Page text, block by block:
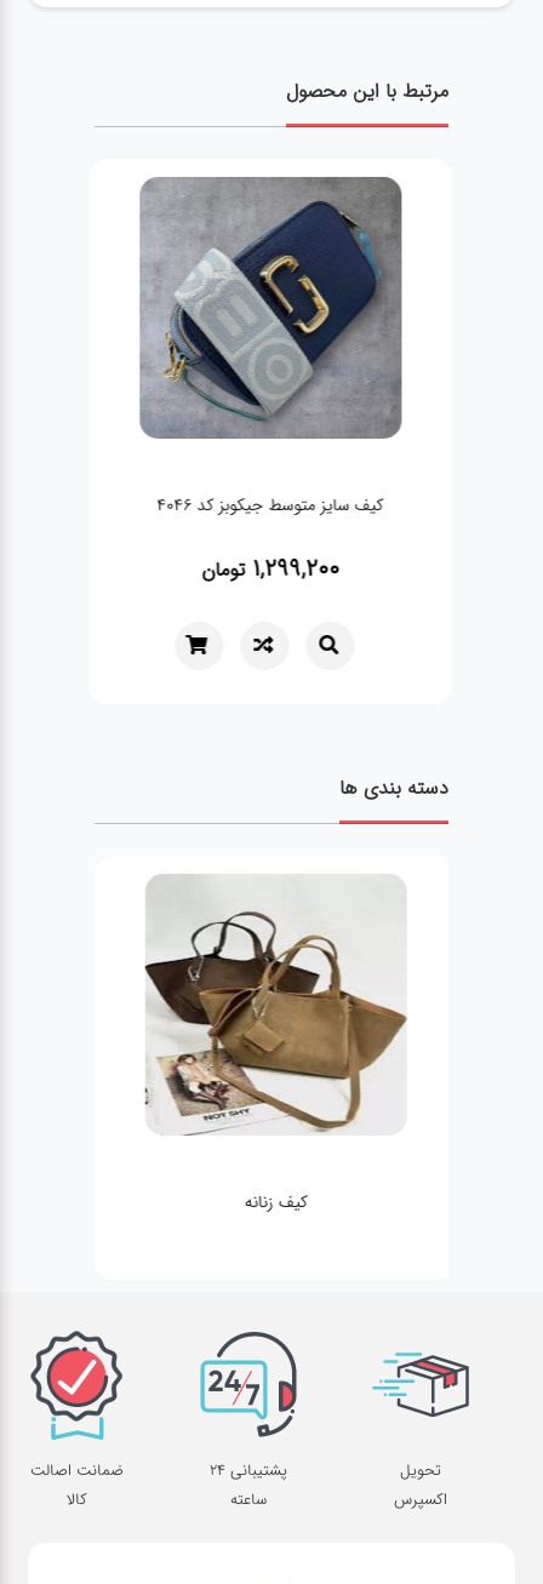
مرتبط با این محصول
کیف سایز متوسط جیکوبز کد ۴۰۴۶
1,299,200 تومان
دسته بندی ها
کیف زنانه
تحویل
اکسپرس
پشتیبانی 24
ساعته
ضمانت اصالت
کالا